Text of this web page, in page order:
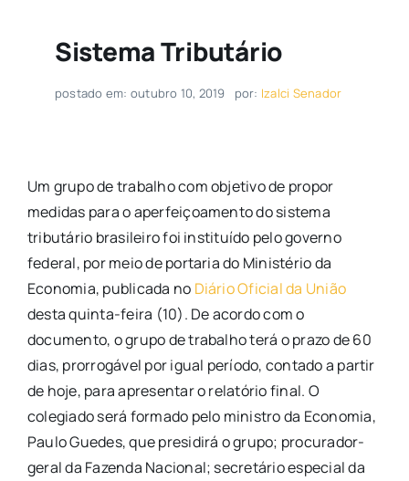
Sistema Tributário
postado em: outubro 10, 2019 por: Izalci Senador
Um grupo de trabalho com objetivo de propor
medidas para o aperfeiçoamento do sistema
tributário brasileiro foi instituído pelo governo
federal, por meio de portaria do Ministério da
Economia, publicada no Diário Oficial da União
desta quinta-feira (10). De acordo com o
documento, o grupo de trabalho terá o prazo de 60
dias, prorrogável por igual período, contado a partir
de hoje, para apresentar o relatório final. O
colegiado será formado pelo ministro da Economia,
Paulo Guedes, que presidirá o grupo; procurador-
geral da Fazenda Nacional; secretário especial da